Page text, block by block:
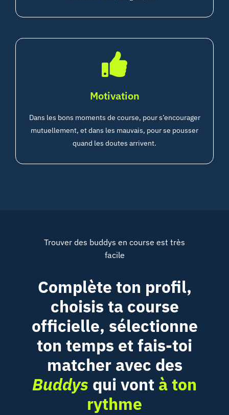
Motivation
Dans les bons moments de course, pour s’encourager
mutuellement, et dans les mauvais, pour se pousser
quand les doutes arrivent.
Trouver des buddys en course est très
facile
Complète ton profil,
choisis ta course
officielle, sélectionne
ton temps et fais-toi
matcher avec des
Buddys qui vont à ton
rythme